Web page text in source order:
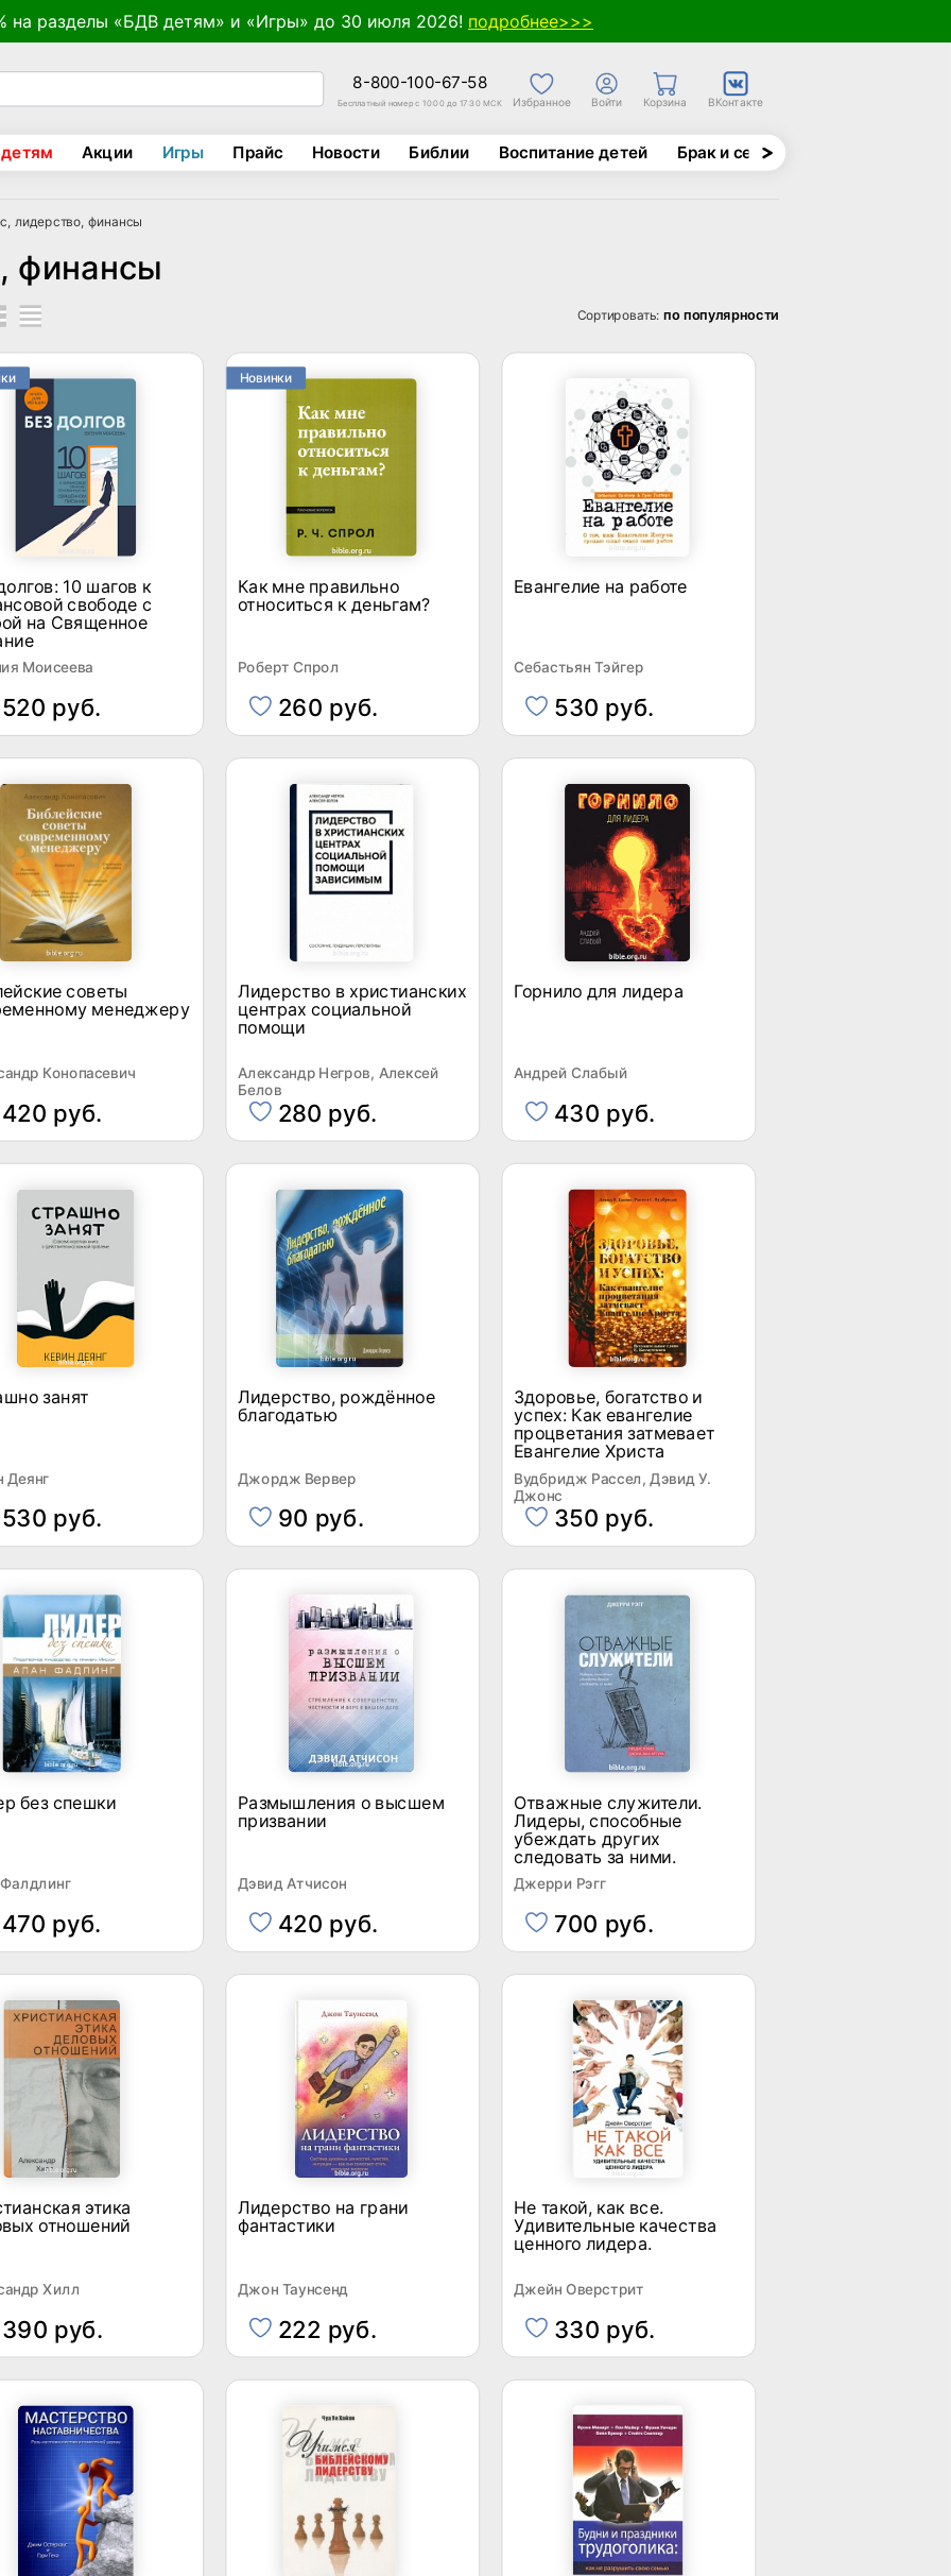
на разделы «БДВ детям» и «Игры» до 30 июля 2026! подробнее>>>
8-800-100-67-58
Бесплатный номер с 10:00 до 17:30 МСК Избранное Войти Корзина ВКонтакте
Акции Игры Прайс Новости Библии Воспитание детей Брак и семья
лидерство, финансы
финансы
Сортировать:по популярности
10 шагов к
свободе с
на Священное
Моисеева
520 руб.
Новинки
Как мне правильно
относиться к деньгам?
Роберт Спрол
260 руб.
Евангелие на работе
Себастьян Тэйгер
530 руб.
советы
менеджеру
Конопасевич
420 руб.
Лидерство в христианских
центрах социальной
помощи
Александр Негров, Алексей
Белов
280 руб.
Горнило для лидера
Андрей Слабый
430 руб.
занят
Деянг
530 руб.
Лидерство, рождённое
благодатью
Джордж Вервер
90 руб.
Здоровье, богатство и
успех: Как евангелие
процветания затмевает
Евангелие Христа
Вудбридж Рассел, Дэвид У.
Джонс
350 руб.
без спешки
470 руб.
Размышления о высшем
призвании
Дэвид Атчисон
420 руб.
Отважные служители.
Лидеры, способные
убеждать других
следовать за ними.
Джерри Рэгг
700 руб.
этика
отношений
Хилл
390 руб.
Лидерство на грани
фантастики
Джон Таунсенд
222 руб.
Не такой, как все.
Удивительные качества
ценного лидера.
Джейн Оверстрит
330 руб.